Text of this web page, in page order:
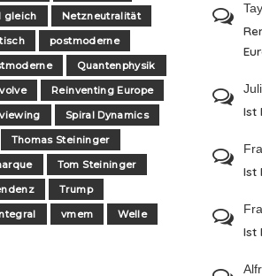
gleich
Netzneutralität
postmoderne
Quantenphysik
Reinventing Europe
Spiral Dynamics
Thomas Steininger
Tom Steininger
Trump
vmem Welle
Ist
Ist
Ist